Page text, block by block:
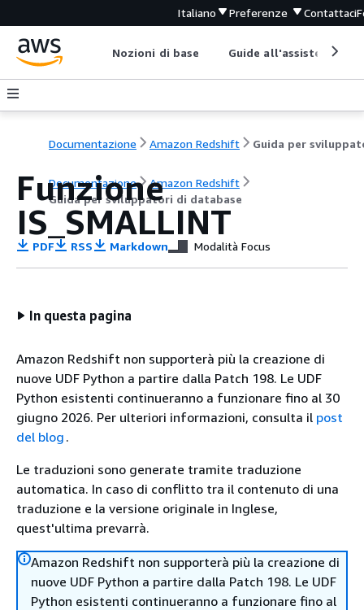
Italiano Preferenze Contattaci
Nozioni di base Guide all'assistenza
Documentazione Amazon Redshift
Documentazione
Amazon Redshift
Guida per sviluppatori di database
Funzione
IS_SMALLINT
PDF RSS Markdown Modalità Focus
In questa pagina
Amazon Redshift non supporterà più la creazione di
nuove UDF Python a partire dalla Patch 198. Le UDF
Python esistenti continueranno a funzionare fino al 30
giugno 2026. Per ulteriori informazioni, consulta il post
del blog .
Le traduzioni sono generate tramite traduzione
automatica. In caso di conflitto tra il contenuto di una
traduzione e la versione originale in Inglese,
quest'ultima prevarrà.
Amazon Redshift non supporterà più la creazione di
nuove UDF Python a partire dalla Patch 198. Le UDF
Python esistenti continueranno a funzionare fino al